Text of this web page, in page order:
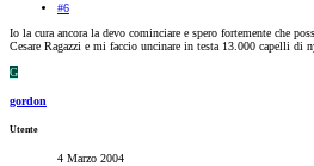
#6
Io la cura ancora la devo cominciare e spero fortemente che
Cesare Ragazzi e mi faccio uncinare in testa 13.000 capelli di
G
gordon
Utente
4 Marzo 2004